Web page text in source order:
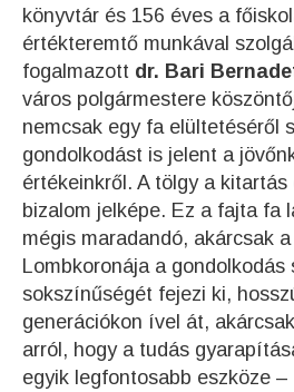
könyvtár és 156 éves a
értékteremtő munkával
fogalmazott dr. Bari
város polgármestere
nemcsak egy fa elültetéséről
gondolkodást is jelent a
értékeinkről. A tölgy a
bizalom jelképe. Ez a fajta fa
mégis maradandó, akárcsak
Lombkoronája a gondolkodás
sokszínűségét fejezi ki,
generációkon ível át,
arról, hogy a tudás
egyik legfontosabb eszköze